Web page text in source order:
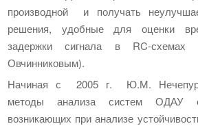
производной и получать
решения, удобные для оценки
задержки сигнала в RC-
Овчинниковым).
Начиная с 2005 г. Ю.М.
методы анализа систем ОДАУ
возникающих при анализе